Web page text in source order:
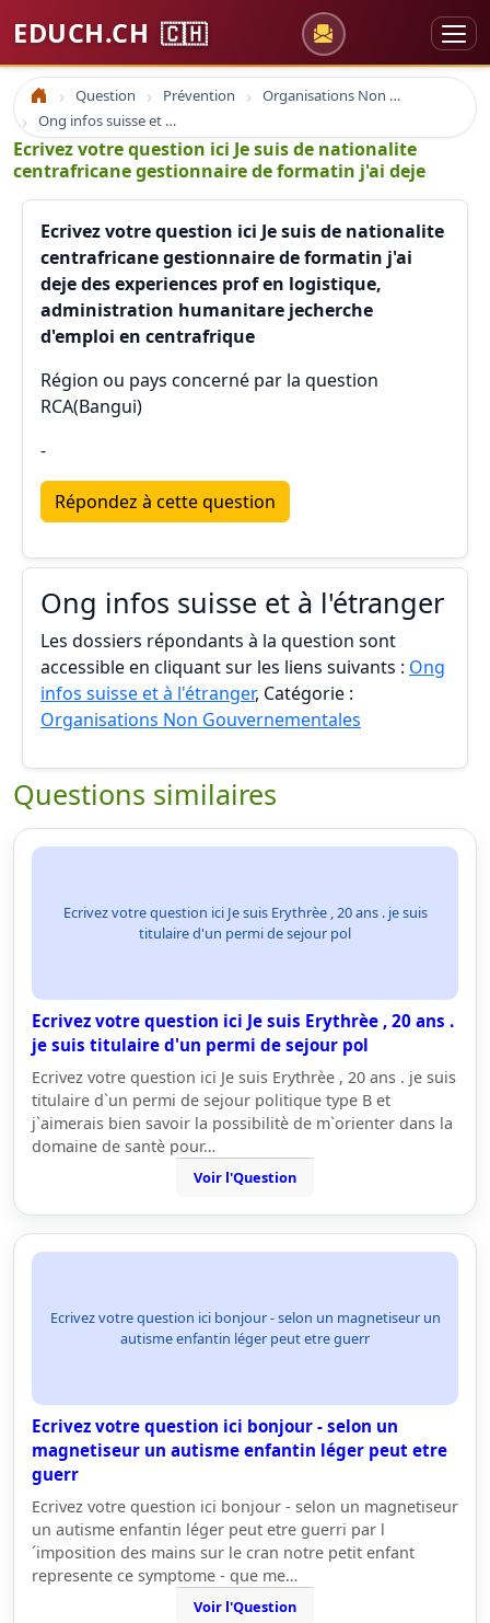
EDUCH.CH 🇨🇭
Accueil Question Prévention
Organisations Non Gouvernementales
Ong infos suisse et à l'étranger
Ecrivez votre question ici Je suis de nationalite
centrafricane gestionnaire de formatin j'ai deje
Ecrivez votre question ici Je suis de nationalite
centrafricane gestionnaire de formatin j'ai
deje des experiences prof en logistique,
administration humanitare jecherche
d'emploi en centrafrique
Région ou pays concerné par la question
RCA(Bangui)
-
Répondez à cette question
Ong infos suisse et à l'étranger
Les dossiers répondants à la question sont
accessible en cliquant sur les liens suivants : Ong
infos suisse et à l'étranger, Catégorie :
Organisations Non Gouvernementales
Questions similaires
Ecrivez votre question ici Je suis Erythrèe , 20 ans . je suis
titulaire d'un permi de sejour pol
Ecrivez votre question ici Je suis Erythrèe , 20 ans .
je suis titulaire d'un permi de sejour pol
Ecrivez votre question ici Je suis Erythrèe , 20 ans . je suis
titulaire d`un permi de sejour politique type B et
j`aimerais bien savoir la possibilitè de m`orienter dans la
domaine de santè pour…
Voir l'Question
Ecrivez votre question ici bonjour - selon un magnetiseur un
autisme enfantin léger peut etre guerr
Ecrivez votre question ici bonjour - selon un
magnetiseur un autisme enfantin léger peut etre
guerr
Ecrivez votre question ici bonjour - selon un magnetiseur
un autisme enfantin léger peut etre guerri par l
´imposition des mains sur le cran notre petit enfant
represente ce symptome - que me…
Voir l'Question